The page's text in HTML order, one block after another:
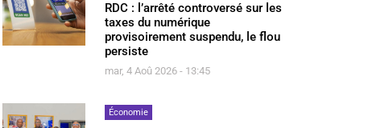
RDC : l’arrêté controversé sur les
taxes du numérique
provisoirement suspendu, le flou
persiste
mar, 4 Aoû 2026 - 13:45
Économie